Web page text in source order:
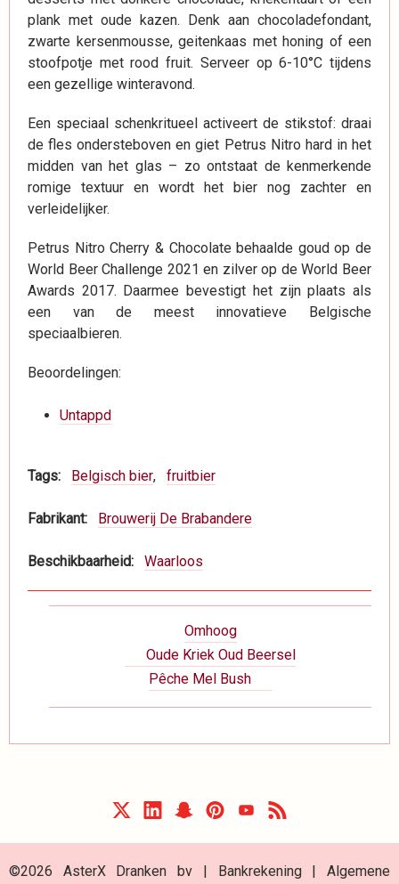
plank met oude kazen. Denk aan chocoladefondant,
zwarte kersenmousse, geitenkaas met honing of een
stoofpotje met rood fruit. Serveer op 6-10°C tijdens
een gezellige winteravond.
Een speciaal schenkritueel activeert de stikstof: draai
de fles ondersteboven en giet Petrus Nitro hard in het
midden van het glas – zo ontstaat de kenmerkende
romige textuur en wordt het bier nog zachter en
verleidelijker.
Petrus Nitro Cherry & Chocolate behaalde goud op de
World Beer Challenge 2021 en zilver op de World Beer
Awards 2017. Daarmee bevestigt het zijn plaats als
een van de meest innovatieve Belgische
speciaalbieren.
Beoordelingen:
Untappd
Tags Belgisch bier fruitbier
Fabrikant Brouwerij De Brabandere
Beschikbaarheid Waarloos
Oude Kriek Oud Beersel
Omhoog
Pêche Mel Bush
©2026 AsterX Dranken bv | Bankrekening|Algemene